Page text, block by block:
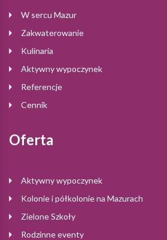
W sercu Mazur
Zakwaterowanie
Kulinaria
Aktywny wypoczynek
Referencje
Cennik
Oferta
Aktywny wypoczynek
Kolonie i półkolonie na Mazurach
Zielone Szkoły
Rodzinne eventy